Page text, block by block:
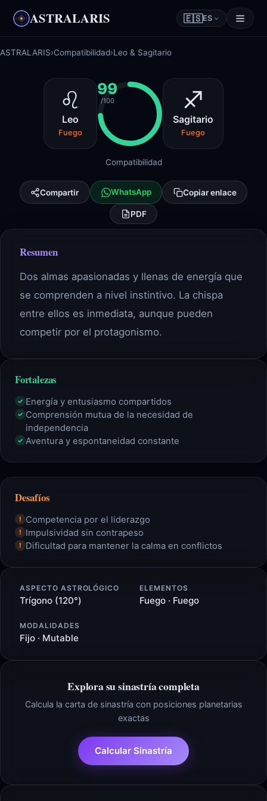
ASTRALARIS 🇪🇸ES
ASTRALARIS›Compatibilidad›Leo & Sagitario
♌
Leo
Fuego
99
/100 ♐
Sagitario
Fuego
Compatibilidad
Compartir WhatsApp Copiar enlace
PDF
Resumen
Dos almas apasionadas y llenas de energía que
se comprenden a nivel instintivo. La chispa
entre ellos es inmediata, aunque pueden
competir por el protagonismo.
Fortalezas
✓ Energía y entusiasmo compartidos
✓ Comprensión mutua de la necesidad de
independencia
✓ Aventura y espontaneidad constante
Desafíos
! Competencia por el liderazgo
! Impulsividad sin contrapeso
! Dificultad para mantener la calma en conflictos
ASPECTO ASTROLÓGICO
Trígono (120°)
ELEMENTOS
Fuego · Fuego
MODALIDADES
Fijo · Mutable
Explora su sinastría completa
Calcula la carta de sinastría con posiciones planetarias
exactas
Calcular Sinastría